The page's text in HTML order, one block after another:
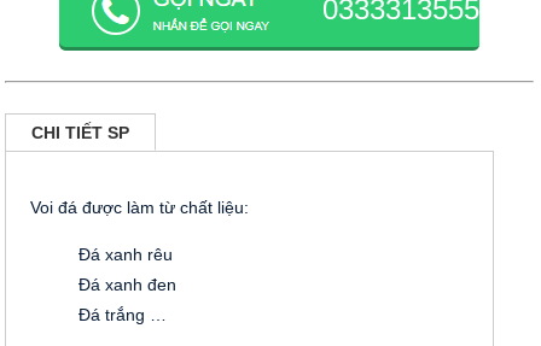
0333313555
CHI TIẾT SP
Voi đá được làm từ chất liệu:
Đá xanh rêu
Đá xanh đen
Đá trắng …